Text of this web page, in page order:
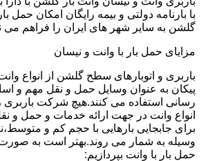
با بارنامه دولتی و بیمه رایگان امکان حمل
گلشن به سایر شهر های ایران را فراهم می
مزایای حمل بار با وانت و نیسان
باربری و اتوبارهای سطح گلشن از انواع
پیکان به عنوان وسایل حمل و نقل مهم و
رسانی استفاده می کنند.هیچ شرکت باربری
انواع وانت در جهت ارائه خدمات و حمل و نقل
برای جابجایی بارهایی با حجم کم و
وسیله به شمار می روند.بهتر است به صورت
حمل بار با وانت بپردازیم: